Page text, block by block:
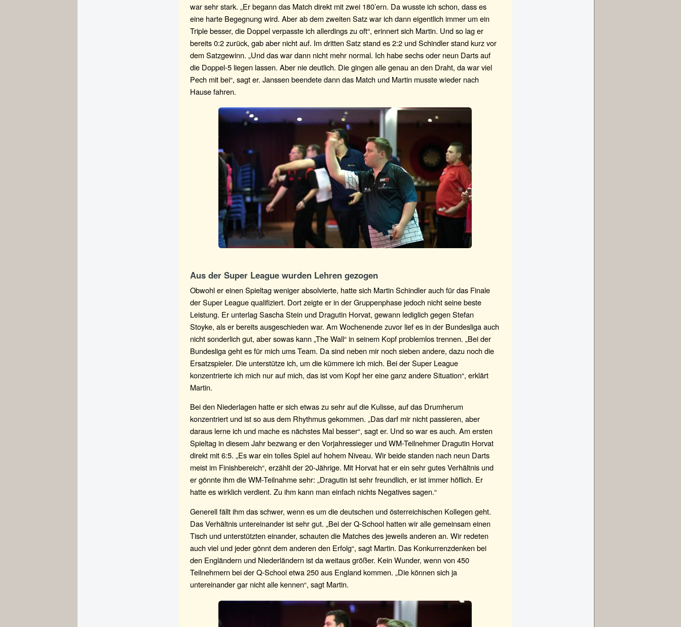
war sehr stark. „Er begann das Match direkt mit zwei 180’ern. Da wusste ich schon, dass es
eine harte Begegnung wird. Aber ab dem zweiten Satz war ich dann eigentlich immer um ein
Triple besser, die Doppel verpasste ich allerdings zu oft“, erinnert sich Martin. Und so lag er
bereits 0:2 zurück, gab aber nicht auf. Im dritten Satz stand es 2:2 und Schindler stand kurz vor
dem Satzgewinn. „Und das war dann nicht mehr normal. Ich habe sechs oder neun Darts auf
die Doppel-5 liegen lassen. Aber nie deutlich. Die gingen alle genau an den Draht, da war viel
Pech mit bei“, sagt er. Janssen beendete dann das Match und Martin musste wieder nach
Hause fahren.
Aus der Super League wurden Lehren gezogen
Obwohl er einen Spieltag weniger absolvierte, hatte sich Martin Schindler auch für das Finale
der Super League qualifiziert. Dort zeigte er in der Gruppenphase jedoch nicht seine beste
Leistung. Er unterlag Sascha Stein und Dragutin Horvat, gewann lediglich gegen Stefan
Stoyke, als er bereits ausgeschieden war. Am Wochenende zuvor lief es in der Bundesliga auch
nicht sonderlich gut, aber sowas kann „The Wall“ in seinem Kopf problemlos trennen. „Bei der
Bundesliga geht es für mich ums Team. Da sind neben mir noch sieben andere, dazu noch die
Ersatzspieler. Die unterstütze ich, um die kümmere ich mich. Bei der Super League
konzentrierte ich mich nur auf mich, das ist vom Kopf her eine ganz andere Situation“, erklärt
Martin.
Bei den Niederlagen hatte er sich etwas zu sehr auf die Kulisse, auf das Drumherum
konzentriert und ist so aus dem Rhythmus gekommen. „Das darf mir nicht passieren, aber
daraus lerne ich und mache es nächstes Mal besser“, sagt er. Und so war es auch. Am ersten
Spieltag in diesem Jahr bezwang er den Vorjahressieger und WM-Teilnehmer Dragutin Horvat
direkt mit 6:5. „Es war ein tolles Spiel auf hohem Niveau. Wir beide standen nach neun Darts
meist im Finishbereich“, erzählt der 20-Jährige. Mit Horvat hat er ein sehr gutes Verhältnis und
er gönnte ihm die WM-Teilnahme sehr: „Dragutin ist sehr freundlich, er ist immer höflich. Er
hatte es wirklich verdient. Zu ihm kann man einfach nichts Negatives sagen.“
Generell fällt ihm das schwer, wenn es um die deutschen und österreichischen Kollegen geht.
Das Verhältnis untereinander ist sehr gut. „Bei der Q-School hatten wir alle gemeinsam einen
Tisch und unterstützten einander, schauten die Matches des jeweils anderen an. Wir redeten
auch viel und jeder gönnt dem anderen den Erfolg“, sagt Martin. Das Konkurrenzdenken bei
den Engländern und Niederländern ist da weitaus größer. Kein Wunder, wenn von 450
Teilnehmern bei der Q-School etwa 250 aus England kommen. „Die können sich ja
untereinander gar nicht alle kennen“, sagt Martin.